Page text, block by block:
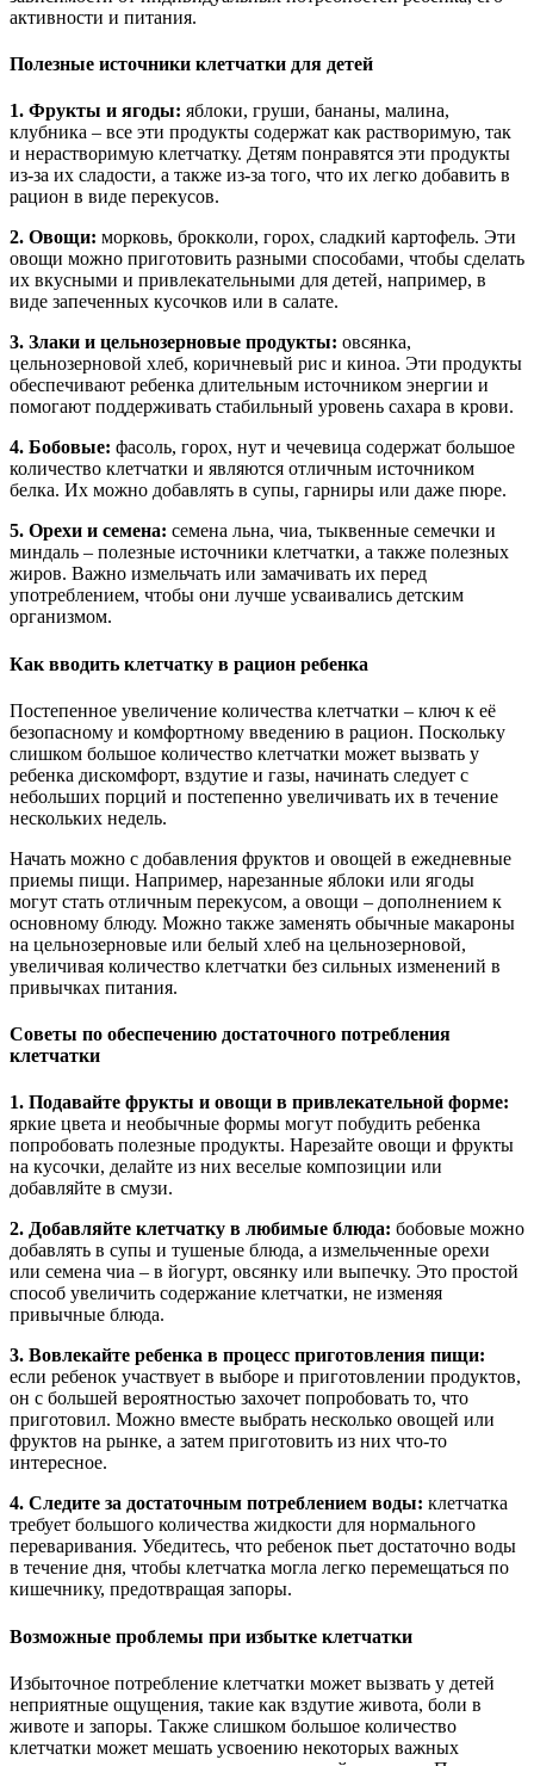
активности и питания.
Полезные источники клетчатки для детей
1. Фрукты и ягоды: яблоки, груши, бананы, малина,
клубника – все эти продукты содержат как растворимую, так
и нерастворимую клетчатку. Детям понравятся эти продукты
из-за их сладости, а также из-за того, что их легко добавить в
рацион в виде перекусов.
2. Овощи: морковь, брокколи, горох, сладкий картофель. Эти
овощи можно приготовить разными способами, чтобы сделать
их вкусными и привлекательными для детей, например, в
виде запеченных кусочков или в салате.
3. Злаки и цельнозерновые продукты: овсянка,
цельнозерновой хлеб, коричневый рис и киноа. Эти продукты
обеспечивают ребенка длительным источником энергии и
помогают поддерживать стабильный уровень сахара в крови.
4. Бобовые: фасоль, горох, нут и чечевица содержат большое
количество клетчатки и являются отличным источником
белка. Их можно добавлять в супы, гарниры или даже пюре.
5. Орехи и семена: семена льна, чиа, тыквенные семечки и
миндаль – полезные источники клетчатки, а также полезных
жиров. Важно измельчать или замачивать их перед
употреблением, чтобы они лучше усваивались детским
организмом.
Как вводить клетчатку в рацион ребенка
Постепенное увеличение количества клетчатки – ключ к её
безопасному и комфортному введению в рацион. Поскольку
слишком большое количество клетчатки может вызвать у
ребенка дискомфорт, вздутие и газы, начинать следует с
небольших порций и постепенно увеличивать их в течение
нескольких недель.
Начать можно с добавления фруктов и овощей в ежедневные
приемы пищи. Например, нарезанные яблоки или ягоды
могут стать отличным перекусом, а овощи – дополнением к
основному блюду. Можно также заменять обычные макароны
на цельнозерновые или белый хлеб на цельнозерновой,
увеличивая количество клетчатки без сильных изменений в
привычках питания.
Советы по обеспечению достаточного потребления
клетчатки
1. Подавайте фрукты и овощи в привлекательной форме:
яркие цвета и необычные формы могут побудить ребенка
попробовать полезные продукты. Нарезайте овощи и фрукты
на кусочки, делайте из них веселые композиции или
добавляйте в смузи.
2. Добавляйте клетчатку в любимые блюда: бобовые можно
добавлять в супы и тушеные блюда, а измельченные орехи
или семена чиа – в йогурт, овсянку или выпечку. Это простой
способ увеличить содержание клетчатки, не изменяя
привычные блюда.
3. Вовлекайте ребенка в процесс приготовления пищи:
если ребенок участвует в выборе и приготовлении продуктов,
он с большей вероятностью захочет попробовать то, что
приготовил. Можно вместе выбрать несколько овощей или
фруктов на рынке, а затем приготовить из них что-то
интересное.
4. Следите за достаточным потреблением воды: клетчатка
требует большого количества жидкости для нормального
переваривания. Убедитесь, что ребенок пьет достаточно воды
в течение дня, чтобы клетчатка могла легко перемещаться по
кишечнику, предотвращая запоры.
Возможные проблемы при избытке клетчатки
Избыточное потребление клетчатки может вызвать у детей
неприятные ощущения, такие как вздутие живота, боли в
животе и запоры. Также слишком большое количество
клетчатки может мешать усвоению некоторых важных